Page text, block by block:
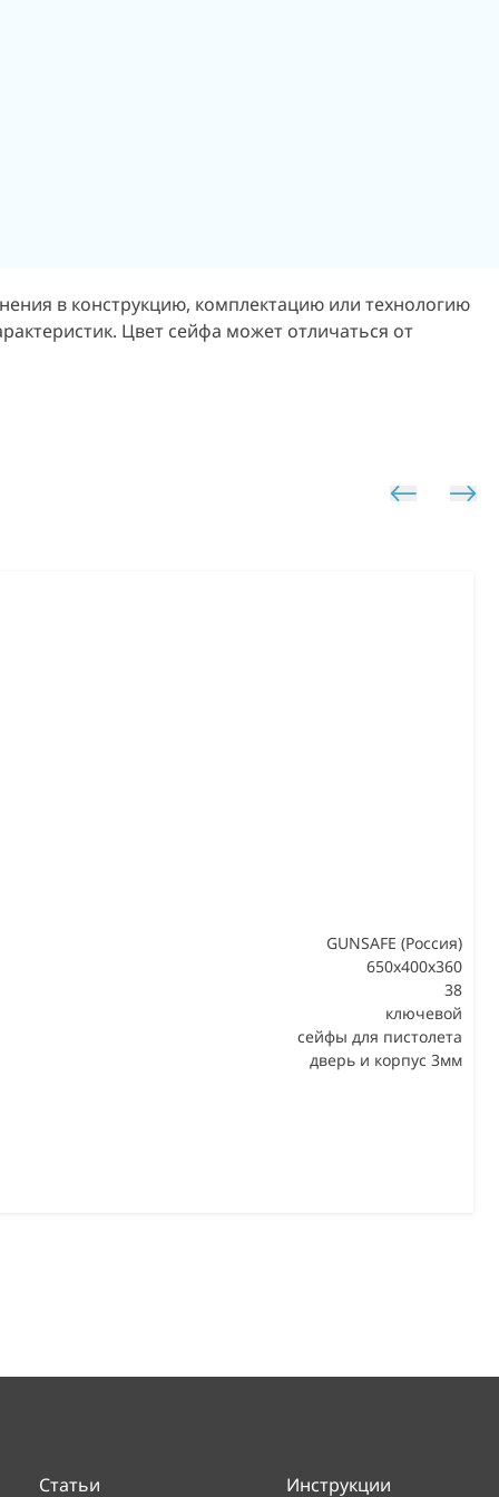
в конструкцию, комплектацию или технологию
Цвет сейфа может отличаться от
GUNSAFE (Россия)
650х400х360
38
ключевой
сейфы для пистолета
дверь и корпус 3мм
Статьи Инструкции